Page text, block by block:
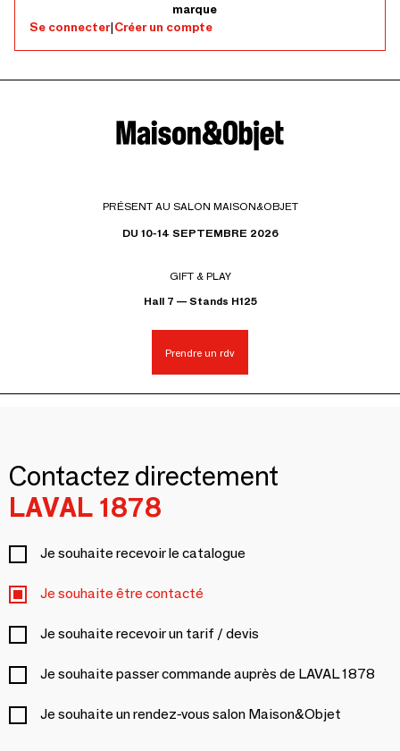
marque
Se connecter|Créer un compte
PRÉSENT AU SALON MAISON&OBJET
DU 10-14 SEPTEMBRE 2026
GIFT & PLAY
Hall 7 — Stands H125
Prendre un rdv
Contactez directement
LAVAL 1878
Je souhaite recevoir le catalogue
Je souhaite être contacté
Je souhaite recevoir un tarif / devis
Je souhaite passer commande auprès de LAVAL 1878
Je souhaite un rendez-vous salon Maison&Objet